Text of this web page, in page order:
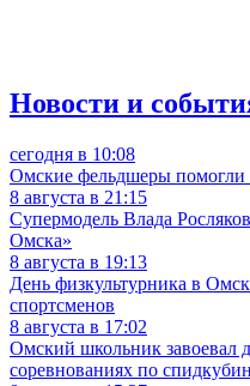
Новости и
сегодня в 10:08
Омские фельдшеры помогли
8 августа в 21:15
Супермодель Влада
Омска»
8 августа в 19:13
День физкультурника в
спортсменов
8 августа в 17:02
Омский школьник завоевал
соревнованиях по